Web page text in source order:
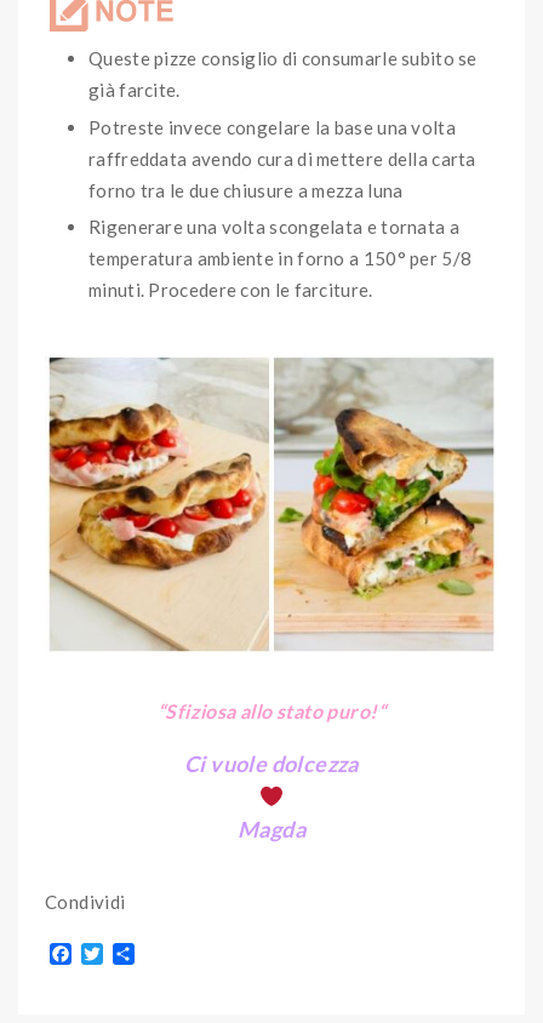
Queste pizze consiglio di consumarle subito se
già farcite.
Potreste invece congelare la base una volta
raffreddata avendo cura di mettere della carta
forno tra le due chiusure a mezza luna
Rigenerare una volta scongelata e tornata a
temperatura ambiente in forno a 150° per 5/8
minuti. Procedere con le farciture.
“Sfiziosa allo stato puro!“
Ci vuole dolcezza
Magda
Condividi
F
T